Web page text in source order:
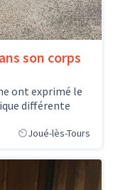
son corps
ont exprimé le
différente
Joué-lès-Tours